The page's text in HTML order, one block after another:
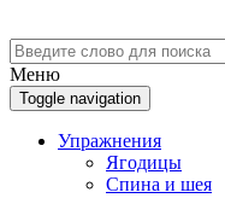
Меню
Toggle navigation
Упражнения
Ягодицы
Спина и шея